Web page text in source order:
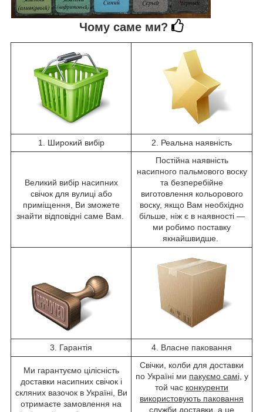
Чому саме ми?
1. Широкий вибір 2. Реальна наявність
Великий вибір насипних
свічок для вулиці або
приміщення, Ви зможете
знайти відповідні саме Вам.
Постійна наявність
насипного пальмового воску
та безперебійне
виготовлення кольорового
воску, якщо Вам необхідно
більше, ніж є в наявності —
ми робимо поставку
якнайшвидше.
3. Гарантія 4. Власне паковання
Ми гарантуємо цілісність
доставки насипних свічок і
скляних вазочок в Україні, Ви
отримаєте замовлення на
Свічки, колби для доставки
по Україні ми пакуємо самі, у
той час конкуренти
використовують паковання
служби доставки , а це